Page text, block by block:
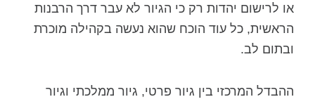
או לרישום יהדות רק כי הגיור לא עבר דרך הרבנות
הראשית, כל עוד הוכח שהוא נעשה בקהילה מוכרת
ובתום לב.
ההבדל המרכזי בין גיור פרטי, גיור ממלכתי וגיור